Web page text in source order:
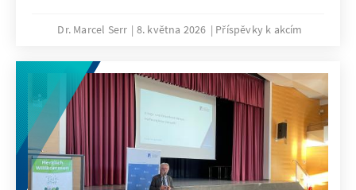
Dr. Marcel Serr 8. května 2026 Příspěvky k akcím